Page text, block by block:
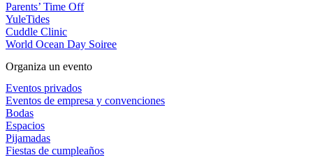
Parents’ Time Off
YuleTides
Cuddle Clinic
World Ocean Day Soiree
Organiza un evento
Eventos privados
Eventos de empresa y convenciones
Bodas
Espacios
Pijamadas
Fiestas de cumpleaños